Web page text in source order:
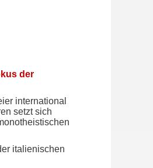
der
international
setzt sich
italienischen